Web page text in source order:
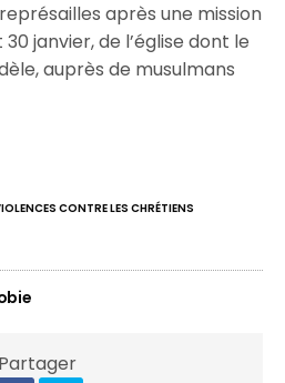
après une mission
janvier, de l’église dont le
auprès de musulmans
CONTRE LES CHRÉTIENS
Partager